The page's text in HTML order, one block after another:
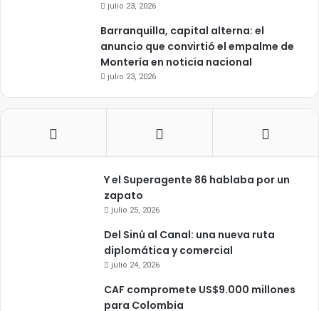
julio 23, 2026
Barranquilla, capital alterna: el
anuncio que convirtió el empalme de
Montería en noticia nacional
julio 23, 2026
Y el Superagente 86 hablaba por un
zapato
julio 25, 2026
Del Sinú al Canal: una nueva ruta
diplomática y comercial
julio 24, 2026
CAF compromete US$9.000 millones
para Colombia